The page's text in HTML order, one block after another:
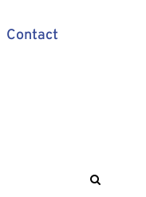
Contact